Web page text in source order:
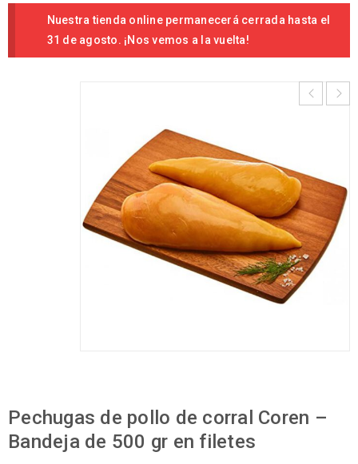
Nuestra tienda online permanecerá cerrada hasta el
31 de agosto. ¡Nos vemos a la vuelta!
Pechugas de pollo de corral Coren –
Bandeja de 500 gr en filetes